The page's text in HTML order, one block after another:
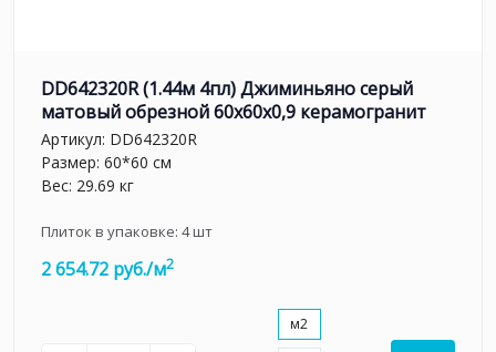
DD642320R (1.44м 4пл) Джиминьяно серый
матовый обрезной 60х60x0,9 керамогранит
Артикул: DD642320R
Размер: 60*60 см
Вес: 29.69 кг
Плиток в упаковке: 4шт
2 654.72 руб./м2
м2